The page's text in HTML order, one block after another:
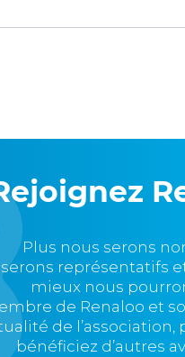
Plus nous serons
représentatifs
mieux nous
de Renaloo et
de
bénéficiez d’autres